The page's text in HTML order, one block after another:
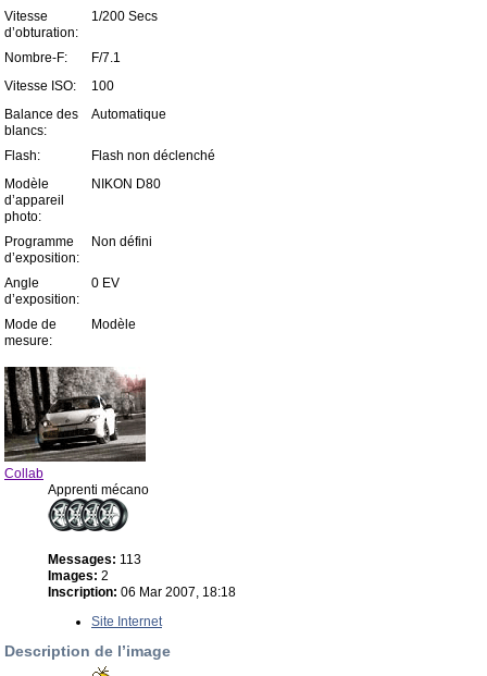
Vitesse
d’obturation:
1/200 Secs
Nombre-F:
F/7.1
Vitesse ISO:
100
Balance des
blancs:
Automatique
Flash:
Flash non déclenché
Modèle
d’appareil
photo:
NIKON D80
Programme
d’exposition:
Non défini
Angle
d’exposition:
0 EV
Mode de
mesure:
Modèle
Collab
Apprenti mécano
Messages: 113
Images: 2
Inscription: 06 Mar 2007, 18:18
Site Internet
Description de l’image